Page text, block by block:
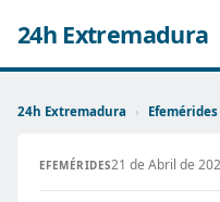
24h Extremadura
24h Extremadura › Efemérides
EFEMÉRIDES21 de Abril de